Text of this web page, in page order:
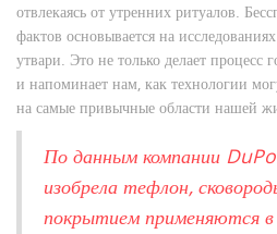
отвлекаясь от утренних ритуалов.
фактов основывается на
утвари. Это не только делает
и напоминает нам, как технологии
на самые привычные области нашей
По данным компании
изобрела тефлон,
покрытием применяются